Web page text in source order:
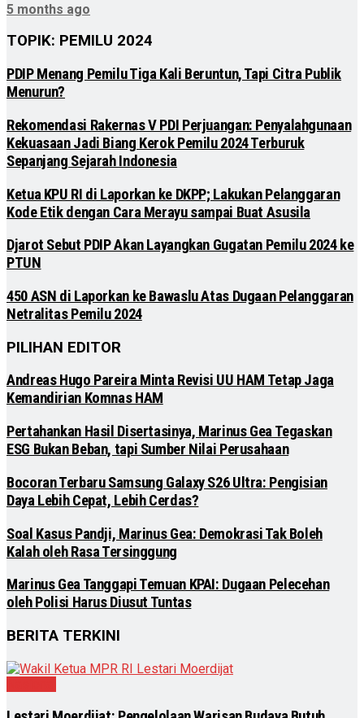
5 months ago
TOPIK: PEMILU 2024
PDIP Menang Pemilu Tiga Kali Beruntun, Tapi Citra Publik
Menurun?
Rekomendasi Rakernas V PDI Perjuangan: Penyalahgunaan
Kekuasaan Jadi Biang Kerok Pemilu 2024 Terburuk
Sepanjang Sejarah Indonesia
Ketua KPU RI di Laporkan ke DKPP; Lakukan Pelanggaran
Kode Etik dengan Cara Merayu sampai Buat Asusila
Djarot Sebut PDIP Akan Layangkan Gugatan Pemilu 2024 ke
PTUN
450 ASN di Laporkan ke Bawaslu Atas Dugaan Pelanggaran
Netralitas Pemilu 2024
PILIHAN EDITOR
Andreas Hugo Pareira Minta Revisi UU HAM Tetap Jaga
Kemandirian Komnas HAM
Pertahankan Hasil Disertasinya, Marinus Gea Tegaskan
ESG Bukan Beban, tapi Sumber Nilai Perusahaan
Bocoran Terbaru Samsung Galaxy S26 Ultra: Pengisian
Daya Lebih Cepat, Lebih Cerdas?
Soal Kasus Pandji, Marinus Gea: Demokrasi Tak Boleh
Kalah oleh Rasa Tersinggung
Marinus Gea Tanggapi Temuan KPAI: Dugaan Pelecehan
oleh Polisi Harus Diusut Tuntas
BERITA TERKINI